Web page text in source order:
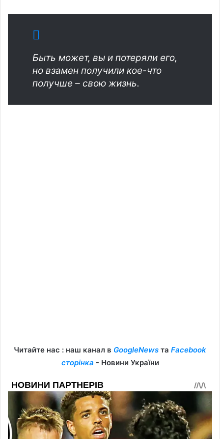
Быть может, вы и потеряли его,
но взамен получили кое-что
получше – свою жизнь.
Читайте нас : наш канал в GoogleNews та Facebook
сторінка - Новини України